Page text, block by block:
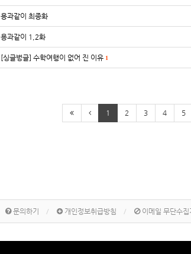
용과같이 최종화
용과같이 1,2화
[싱글벙글] 수학여행이 없어 진 이유 1
1 2 3 4 5
문의하기 개인정보취급방침 이메일 무단수집